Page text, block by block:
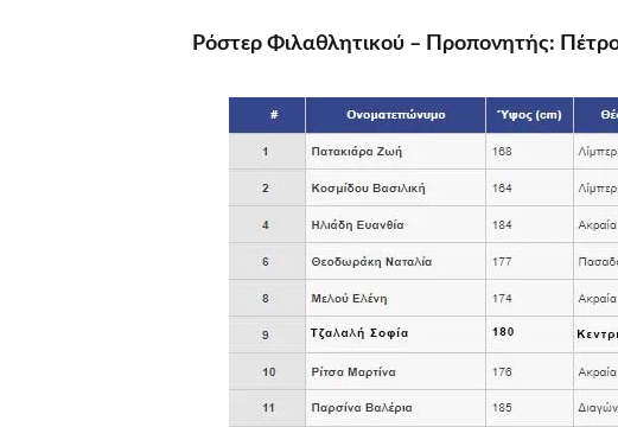
Ρόστερ Φιλαθλητικού – Προπονητής: